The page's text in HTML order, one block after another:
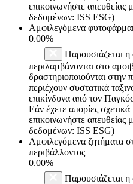
επικοινωνήστε
δεδομένων: ISS ESG)
Αμφιλεγόμενα
0.00%
Παρουσιάζεται η
περιλαμβάνονται στο
δραστηριοποιούνται
περιέχουν συστατικά
επικίνδυνα από τον
Εάν έχετε απορίες
επικοινωνήστε
δεδομένων: ISS ESG)
Αμφιλεγόμενα ζητήματα
περιβάλλοντος
0.00%
Παρουσιάζεται η